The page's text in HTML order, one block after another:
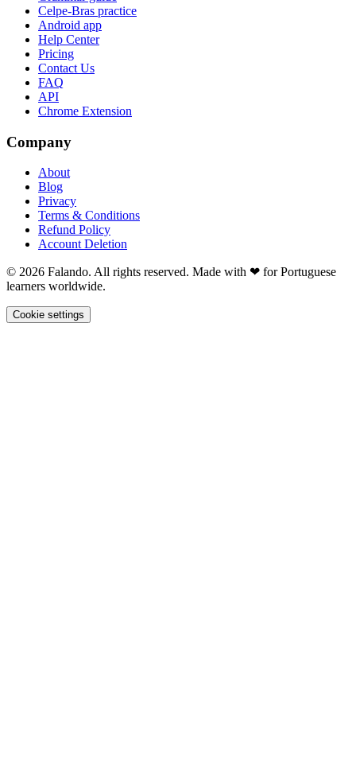
Celpe-Bras practice
Android app
Help Center
Pricing
Contact Us
FAQ
API
Chrome Extension
Company
About
Blog
Privacy
Terms & Conditions
Refund Policy
Account Deletion
© 2026 Falando. All rights reserved. Made with ❤ for Portuguese
learners worldwide.
Cookie settings